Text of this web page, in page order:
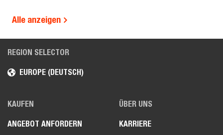
Alle anzeigen
REGION SELECTOR
EUROPE (DEUTSCH)
KAUFEN
ANGEBOT ANFORDERN
ÜBER UNS
KARRIERE